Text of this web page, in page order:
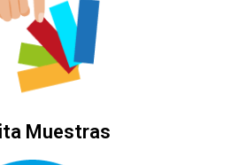
Muestras